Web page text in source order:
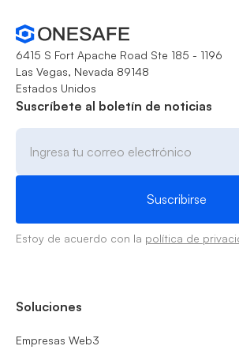
6415 S Fort Apache Road Ste 185 - 1196
Las Vegas, Nevada 89148
Estados Unidos
Suscríbete al boletín de noticias
Estoy de acuerdo con la política de
Soluciones
Empresas Web3